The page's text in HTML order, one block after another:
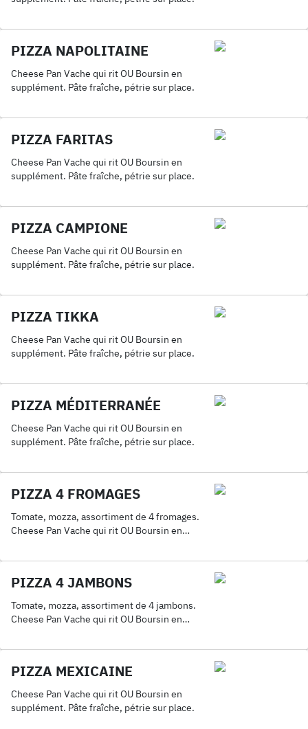
PIZZA NAPOLITAINE
Cheese Pan Vache qui rit OU Boursin en
supplément. Pâte fraîche, pétrie sur place.
PIZZA FARITAS
Cheese Pan Vache qui rit OU Boursin en
supplément. Pâte fraîche, pétrie sur place.
PIZZA CAMPIONE
Cheese Pan Vache qui rit OU Boursin en
supplément. Pâte fraîche, pétrie sur place.
PIZZA TIKKA
Cheese Pan Vache qui rit OU Boursin en
supplément. Pâte fraîche, pétrie sur place.
PIZZA MÉDITERRANÉE
Cheese Pan Vache qui rit OU Boursin en
supplément. Pâte fraîche, pétrie sur place.
PIZZA 4 FROMAGES
Tomate, mozza, assortiment de 4 fromages.
Cheese Pan Vache qui rit OU Boursin en
PIZZA 4 JAMBONS
Tomate, mozza, assortiment de 4 jambons.
Cheese Pan Vache qui rit OU Boursin en
PIZZA MEXICAINE
Cheese Pan Vache qui rit OU Boursin en
supplément. Pâte fraîche, pétrie sur place.